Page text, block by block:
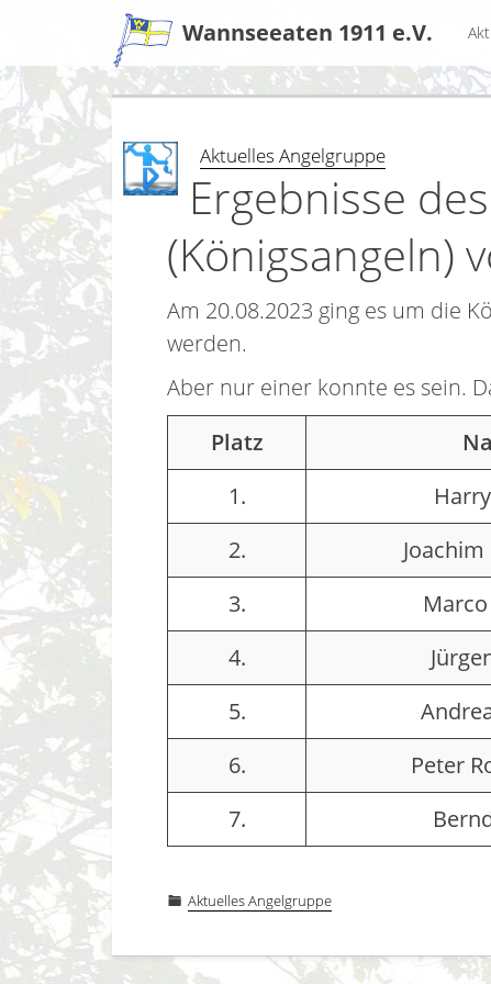
Wannseeaten 1911 e.V.
Aktuelles Angelgruppe
Ergebnisse
(Königsangeln)
Am 20.08.2023 ging es um die
werden.
Aber nur einer konnte es sein.
Platz
1.
2.
3.
4.
5.
6.
Peter
7.
Aktuelles Angelgruppe